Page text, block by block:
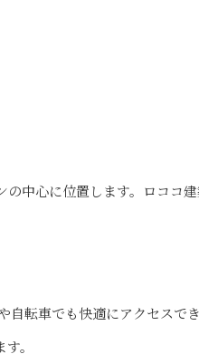
の中心に位置します。ロココ
自転車でも快適にアクセスで
。